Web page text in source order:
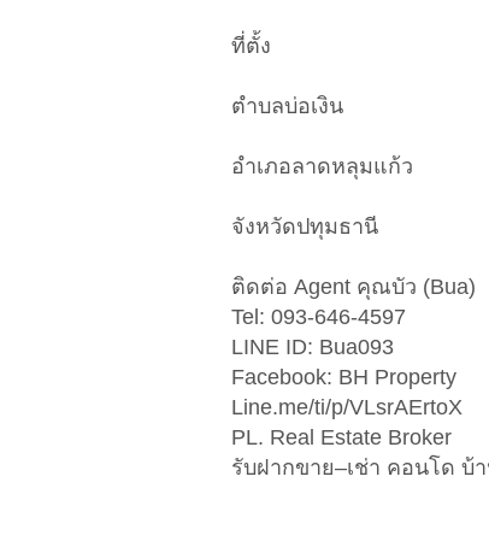
ที่ตั้ง
ตำบลบ่อเงิน
อำเภอลาดหลุมแก้ว
จังหวัดปทุมธานี
ติดต่อ Agent คุณบัว (Bua)
Tel: 093-646-4597
LINE ID: Bua093
Facebook: BH Property
Line.me/ti/p/VLsrAErtoX
PL. Real Estate Broker
รับฝากขาย–เช่า คอนโด